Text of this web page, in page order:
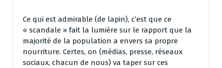
Ce qui est admirable (de lapin), c’est que ce
« scandale » fait la lumière sur le rapport que la
majorité de la population a envers sa propre
nourriture. Certes, on (médias, presse, réseaux
sociaux, chacun de nous) va taper sur ces